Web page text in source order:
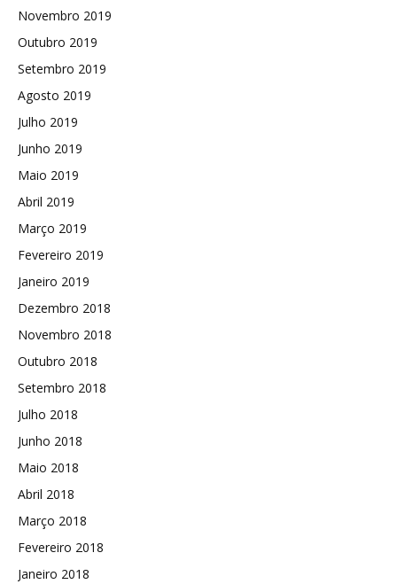
Novembro 2019
Outubro 2019
Setembro 2019
Agosto 2019
Julho 2019
Junho 2019
Maio 2019
Abril 2019
Março 2019
Fevereiro 2019
Janeiro 2019
Dezembro 2018
Novembro 2018
Outubro 2018
Setembro 2018
Julho 2018
Junho 2018
Maio 2018
Abril 2018
Março 2018
Fevereiro 2018
Janeiro 2018